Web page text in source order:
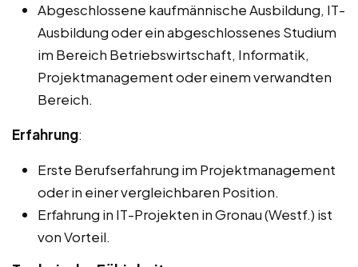
Abgeschlossene kaufmännische Ausbildung, IT-
Ausbildung oder ein abgeschlossenes Studium
im Bereich Betriebswirtschaft, Informatik,
Projektmanagement oder einem verwandten
Bereich.
Erfahrung:
Erste Berufserfahrung im Projektmanagement
oder in einer vergleichbaren Position.
Erfahrung in IT-Projekten in Gronau (Westf.) ist
von Vorteil.